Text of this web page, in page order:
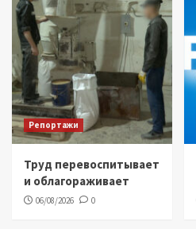
Репортажи
Труд перевоспитывает
и облагораживает
06/08/2026 0